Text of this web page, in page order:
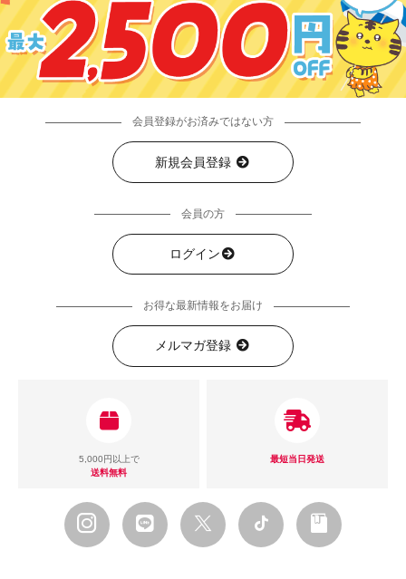
会員登録がお済みではない方
新規会員登録
会員の方
ログイン
お得な最新情報をお届け
メルマガ登録
5,000円以上で
送料無料
最短当日発送